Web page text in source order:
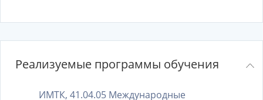
Реализуемые программы обучения
ИМТК, 41.04.05 Международные